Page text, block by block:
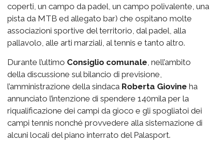
coperti, un campo da padel, un campo polivalente, una
pista da MTB ed allegato bar) che ospitano molte
associazioni sportive del territorio, dal padel, alla
pallavolo, alle arti marziali, al tennis e tanto altro.
Durante l’ultimo Consiglio comunale, nell’ambito
della discussione sul bilancio di previsione,
l’amministrazione della sindaca Roberta Giovine ha
annunciato l’intenzione di spendere 140mila per la
riqualificazione dei campi da gioco e gli spogliatoi dei
campi tennis nonché provvedere alla sistemazione di
alcuni locali del piano interrato del Palasport.